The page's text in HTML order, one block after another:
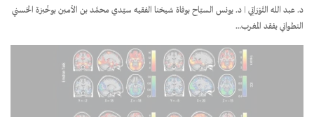
د. عبد الله التَّوْرَاتِي | د. يونس السبّاح بوفاة شيخنا الفقيه سيّدي محمَّد بن الأمين بوخُبزة الحَسني
التطواني يفقد المغرب…